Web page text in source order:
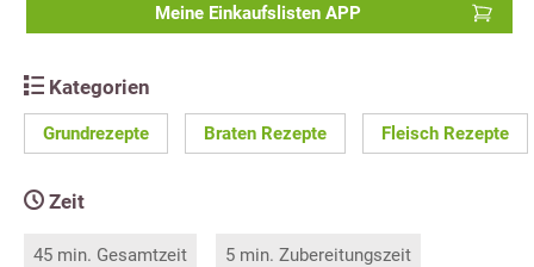
Meine Einkaufslisten APP
Kategorien
Grundrezepte Braten Rezepte Fleisch Rezepte
Zeit
45 min. Gesamtzeit 5 min. Zubereitungszeit